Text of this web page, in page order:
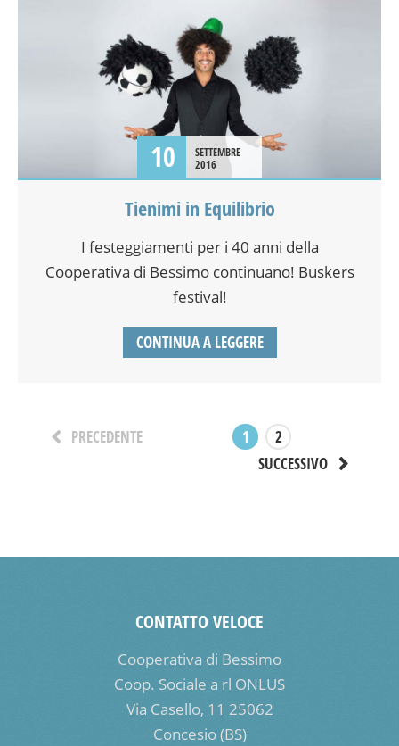
10
SETTEMBRE
2016
Tienimi in Equilibrio
I festeggiamenti per i 40 anni della
Cooperativa di Bessimo continuano! Buskers
festival!
CONTINUA A LEGGERE
PRECEDENTE 1
2
SUCCESSIVO
CONTATTO VELOCE
Cooperativa di Bessimo
Coop. Sociale a rl ONLUS
Via Casello, 11 25062
Concesio (BS)